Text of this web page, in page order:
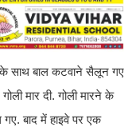
के साथ बाल कटवाने सैलून गए
मार दी. गोली मारने के
गए. बाद में हाइवे पर एक